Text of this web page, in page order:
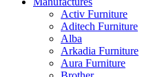
Activ Furniture
Aditech Furniture
Alba
Arkadia Furniture
Aura Furniture